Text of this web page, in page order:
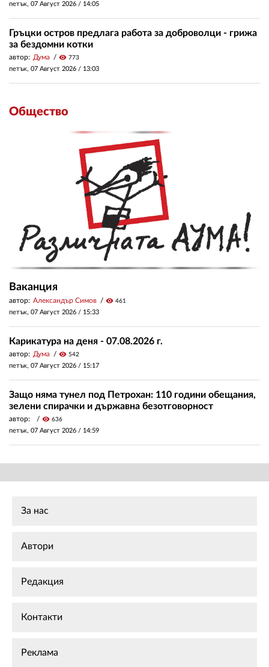
петък, 07 Август 2026 / 14:05
Гръцки остров предлага работа за доброволци - грижа
за бездомни котки
автор: Дума visibility 773
петък, 07 Август 2026 / 13:03
Общество
Ваканция
автор: Александър Симов visibility 461
петък, 07 Август 2026 / 15:33
Карикатура на деня - 07.08.2026 г.
автор: Дума visibility 542
петък, 07 Август 2026 / 15:17
Защо няма тунел под Петрохан: 110 години обещания,
зелени спирачки и държавна безотговорност
автор: visibility 636
петък, 07 Август 2026 / 14:59
За нас
Автори
Редакция
Контакти
Реклама